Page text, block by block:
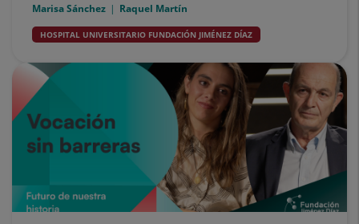
Marisa Sánchez Raquel Martín
HOSPITAL UNIVERSITARIO FUNDACIÓN JIMÉNEZ DÍAZ